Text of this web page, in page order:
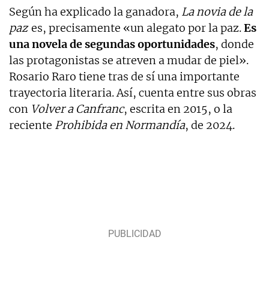
Según ha explicado la ganadora, La novia de la
pazes, precisamente «un alegato por la paz.Es
una novela de segundas oportunidades, donde
las protagonistas se atreven a mudar de piel».
Rosario Raro tiene tras de sí una importante
trayectoria literaria. Así, cuenta entre sus obras
con Volver a Canfranc, escrita en 2015, o la
reciente Prohibida en Normandía, de 2024.